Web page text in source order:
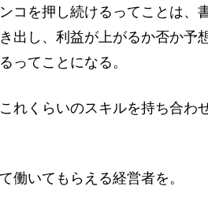
コを押し続けるってことは、
出し、利益が上がるか否か予
ってことになる。
れくらいのスキルを持ち合わ
働いてもらえる経営者を。